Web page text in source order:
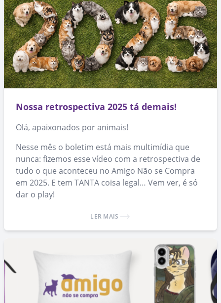
Nossa retrospectiva 2025 tá demais!
Olá, apaixonados por animais!
Nesse mês o boletim está mais multimídia que
nunca: fizemos esse vídeo com a retrospectiva de
tudo o que aconteceu no Amigo Não se Compra
em 2025. E tem TANTA coisa legal… Vem ver, é só
dar o play!
LER MAIS